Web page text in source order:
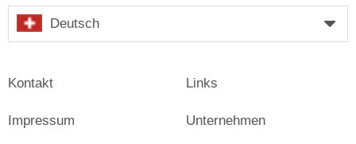
Deutsch
Kontakt
Impressum
Links
Unternehmen